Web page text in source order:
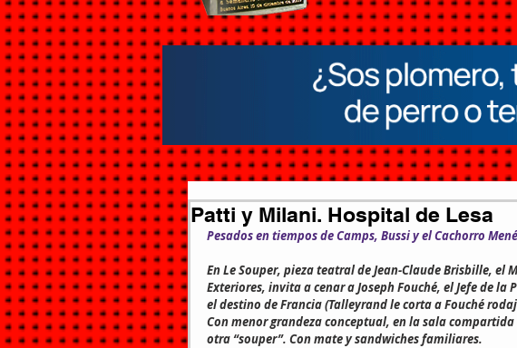
Patti y Milani. Hospital de Lesa
Pesados en tiempos de Camps, Bussi y el Cachorro
En Le Souper, pieza teatral de Jean-Claude Brisbille, el
Exteriores, invita a cenar a Joseph Fouché, el Jefe de
el destino de Francia (Talleyrand le corta a Fouché
Con menor grandeza conceptual, en la sala
otra “souper”. Con mate y sandwiches familiares.